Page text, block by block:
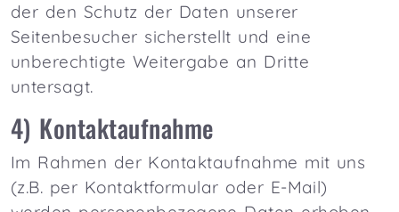
der den Schutz der Daten unserer
Seitenbesucher sicherstellt und eine
unberechtigte Weitergabe an Dritte
untersagt.
4) Kontaktaufnahme
Im Rahmen der Kontaktaufnahme mit uns
(z.B. per Kontaktformular oder E-Mail)